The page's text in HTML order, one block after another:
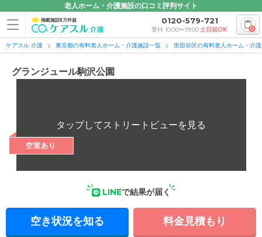
老人ホーム・介護施設の口コミ評判サイト
掲載施設5万件超 0120-579-721
受付 10:00〜19:00土日祝OK 0
ケアスル 介護 東京都の有料老人ホーム・介護施設一覧 世田谷区の有料老人ホーム・介
グランジュール駒沢公園
空室あり
LINEで結果が届く
空き状況を知る 料金見積もり